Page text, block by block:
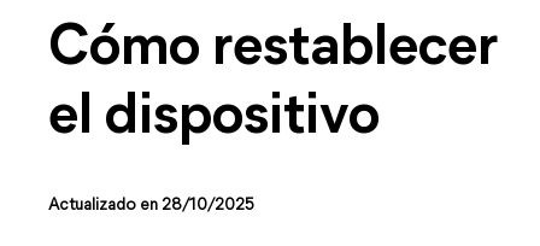
Cómo restablecer
el dispositivo
Actualizado en 28/10/2025